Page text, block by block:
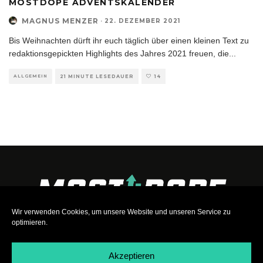
Wir verwenden Cookies, um unsere Website und unseren Service zu
optimieren.
Akzeptieren
MOSTDOPE ADVENTSKALENDER
MAGNUS MENZER · 22. DEZEMBER 2021
Bis Weihnachten dürft ihr euch täglich über einen kleinen Text zu
redaktionsgepickten Highlights des Jahres 2021 freuen, die
ALLGEMEIN 21 MINUTE LESEDAUER 14